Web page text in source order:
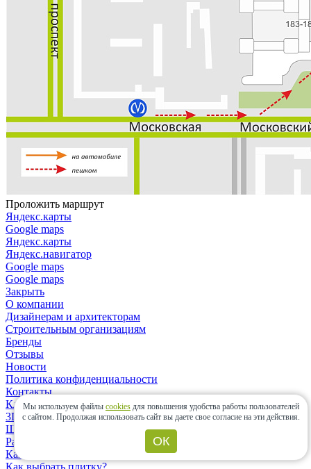
Проложить маршрут
Яндекс.карты
Google maps
Яндекс.карты
Яндекс.навигатор
Google maps
Google maps
Закрыть
О компании
Дизайнерам и архитекторам
Строительным организациям
Бренды
Отзывы
Новости
Политика конфиденциальности
Контакты
Клиентам
3D-дизайн
Шоу-рум
Расчет материалов
Как сделать заказ?
Мы используем файлы cookies для повышения удобства работы пользователей
с сайтом. Продолжая использовать сайт вы даете свое согласие на эти действия.
ОК